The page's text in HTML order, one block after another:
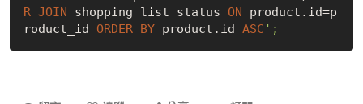
R JOIN shopping_list_status ON product.id=p
roduct_id ORDER BY product.id ASC